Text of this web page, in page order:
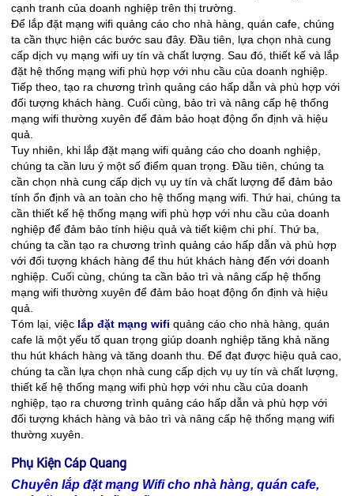
cạnh tranh của doanh nghiệp trên thị trường.
Để lắp đặt mạng wifi quảng cáo cho nhà hàng, quán cafe, chúng
ta cần thực hiện các bước sau đây. Đầu tiên, lựa chọn nhà cung
cấp dịch vụ mạng wifi uy tín và chất lượng. Sau đó, thiết kế và lắp
đặt hệ thống mạng wifi phù hợp với nhu cầu của doanh nghiệp.
Tiếp theo, tạo ra chương trình quảng cáo hấp dẫn và phù hợp với
đối tượng khách hàng. Cuối cùng, bảo trì và nâng cấp hệ thống
mạng wifi thường xuyên để đảm bảo hoạt động ổn định và hiệu
quả.
Tuy nhiên, khi lắp đặt mạng wifi quảng cáo cho doanh nghiệp,
chúng ta cần lưu ý một số điểm quan trọng. Đầu tiên, chúng ta
cần chọn nhà cung cấp dịch vụ uy tín và chất lượng để đảm bảo
tính ổn định và an toàn cho hệ thống mạng wifi. Thứ hai, chúng ta
cần thiết kế hệ thống mạng wifi phù hợp với nhu cầu của doanh
nghiệp để đảm bảo tính hiệu quả và tiết kiệm chi phí. Thứ ba,
chúng ta cần tạo ra chương trình quảng cáo hấp dẫn và phù hợp
với đối tượng khách hàng để thu hút khách hàng đến với doanh
nghiệp. Cuối cùng, chúng ta cần bảo trì và nâng cấp hệ thống
mạng wifi thường xuyên để đảm bảo hoạt động ổn định và hiệu
quả.
Tóm lại, việc lắp đặt mạng wifi quảng cáo cho nhà hàng, quán
cafe là một yếu tố quan trọng giúp doanh nghiệp tăng khả năng
thu hút khách hàng và tăng doanh thu. Để đạt được hiệu quả cao,
chúng ta cần lựa chọn nhà cung cấp dịch vụ uy tín và chất lượng,
thiết kế hệ thống mạng wifi phù hợp với nhu cầu của doanh
nghiệp, tạo ra chương trình quảng cáo hấp dẫn và phù hợp với
đối tượng khách hàng và bảo trì và nâng cấp hệ thống mạng wifi
thường xuyên.
Phụ Kiện Cáp Quang
Chuyên lắp đặt mạng Wifi cho nhà hàng, quán cafe,